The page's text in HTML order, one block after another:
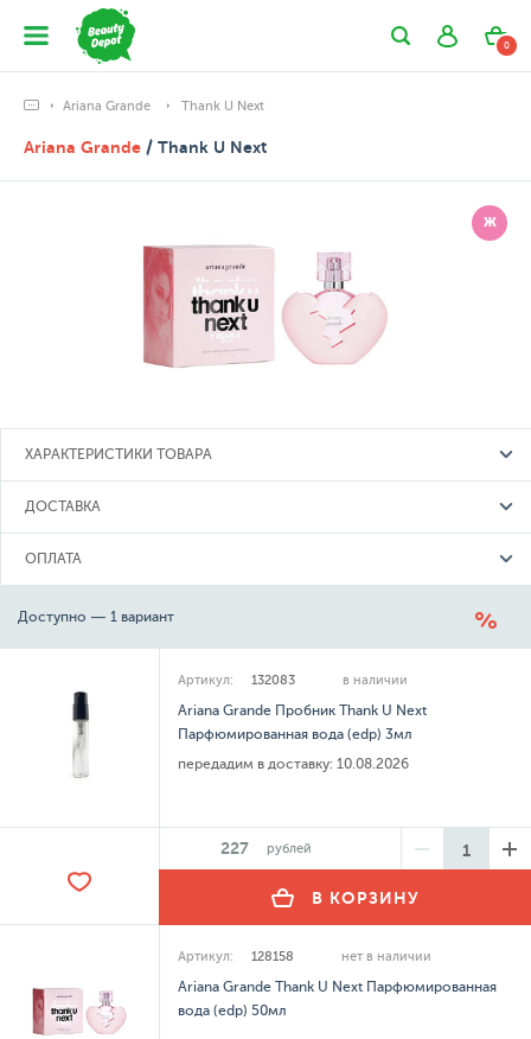
0
Ariana Grande Thank U Next
Ariana Grande / Thank U Next
Ж
ХАРАКТЕРИСТИКИ ТОВАРА
ДОСТАВКА
ОПЛАТА
Доступно — 1 вариант
Артикул: 132083 в наличии
Ariana Grande Пробник Thank U Next
Парфюмированная вода (edp) 3мл
передадим в доставку: 10.08.2026
227 рублей
В КОРЗИНУ
Артикул: 128158 нет в наличии
Ariana Grande Thank U Next Парфюмированная
вода (edp) 50мл